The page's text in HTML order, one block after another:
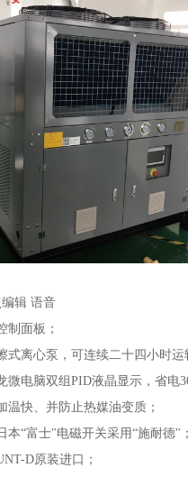
辑 语音
制面板；
式离心泵，可连续二十四小时运
微电脑双组PID液晶显示，省电
温快、并防止热媒油变质；
本“富士"电磁开关采用“施耐德"；
D原装进口；